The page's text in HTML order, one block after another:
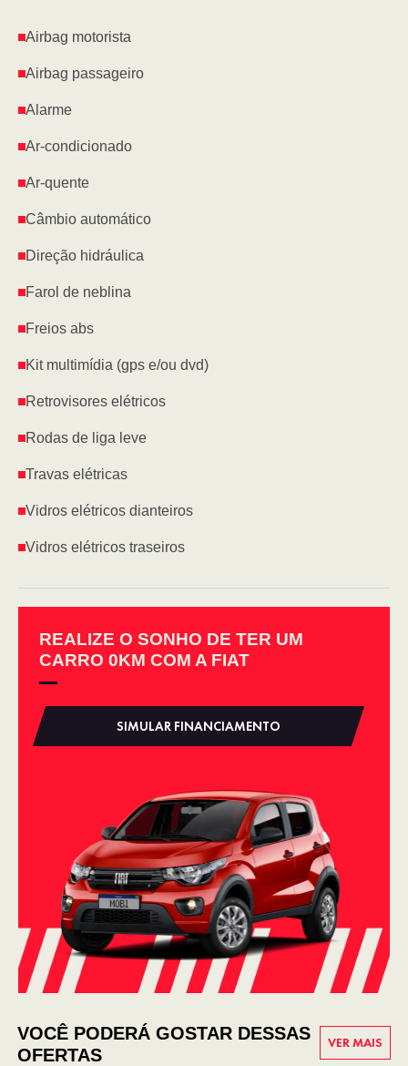
Airbag motorista
Airbag passageiro
Alarme
Ar-condicionado
Ar-quente
Câmbio automático
Direção hidráulica
Farol de neblina
Freios abs
Kit multimídia (gps e/ou dvd)
Retrovisores elétricos
Rodas de liga leve
Travas elétricas
Vidros elétricos dianteiros
Vidros elétricos traseiros
REALIZE O SONHO DE TER UM
CARRO 0KM COM A FIAT
SIMULAR FINANCIAMENTO
VOCÊ PODERÁ GOSTAR DESSAS
OFERTAS
VER MAIS